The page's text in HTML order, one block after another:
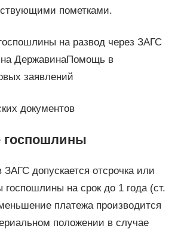
пометками.
на развод через ЗАГС
ДержавинаПомощь в
заявлений
документов
госпошлины
допускается отсрочка или
госпошлины на срок до 1 года (ст.
платежа производится
положении в случае